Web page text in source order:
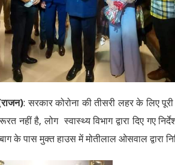
: सरकार कोरोना की तीसरी लहर के लिए
नहीं है, लोग स्वास्थ्य विभाग द्वारा दिए गए
के पास मुक्त हाउस में मोतीलाल ओसवाल द्वारा